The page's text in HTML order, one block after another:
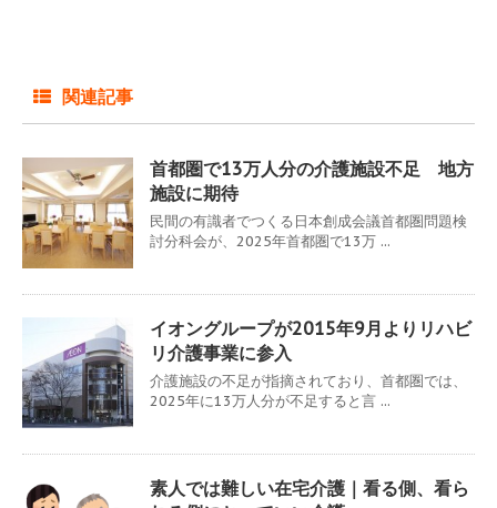
関連記事
首都圏で13万人分の介護施設不足 地方
施設に期待
民間の有識者でつくる日本創成会議首都圏問題検
討分科会が、2025年首都圏で13万 ...
イオングループが2015年9月よりリハビ
リ介護事業に参入
介護施設の不足が指摘されており、首都圏では、
2025年に13万人分が不足すると言 ...
素人では難しい在宅介護｜看る側、看ら